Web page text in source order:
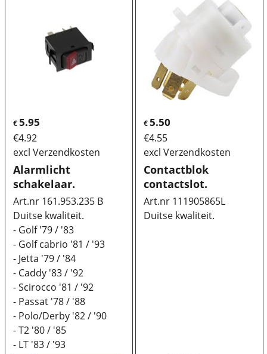
€5.95
€4.92
excl Verzendkosten
Alarmlicht
schakelaar.
Art.nr 161.953.235 B
Duitse kwaliteit.
- Golf '79 / '83
- Golf cabrio '81 / '93
- Jetta '79 / '84
- Caddy '83 / '92
- Scirocco '81 / '92
- Passat '78 / '88
- Polo/Derby '82 / '90
- T2 '80 / '85
- LT '83 / '93
€5.50
€4.55
excl Verzendkosten
Contactblok
contactslot.
Art.nr 111905865L
Duitse kwaliteit.